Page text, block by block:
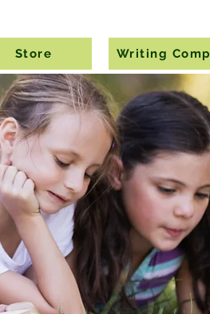
Store Writing Comp